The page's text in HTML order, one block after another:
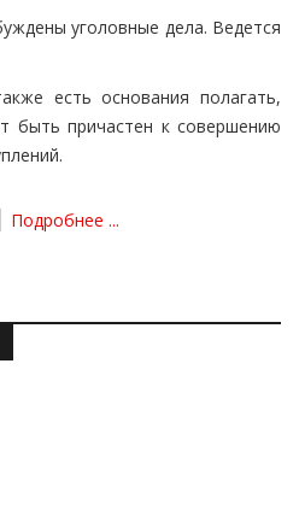
уголовные дела. Ведется
есть основания полагать,
быть причастен к совершению
Подробнее ...